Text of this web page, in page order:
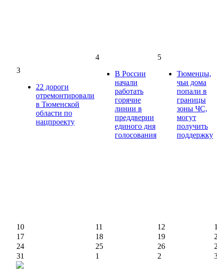
3
22 дороги
отремонтировали
в Тюменской
области по
нацпроекту
4
В России
начали
работать
горячие
линии в
преддверии
единого дня
голосования
5
Тюменцы,
чьи дома
попали в
границы
зоны ЧС,
могут
получить
поддержку
10 11 12
17
18 19
24
25 26
31
1 2